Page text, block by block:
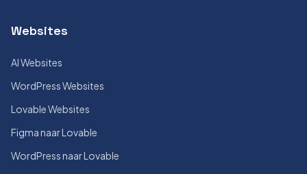
Websites
AI Websites
WordPress Websites
Lovable Websites
Figma naar Lovable
WordPress naar Lovable